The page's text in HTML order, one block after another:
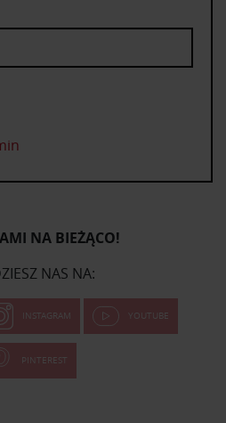
NA BIEŻĄCO!
NAS NA:
INSTAGRAM YOUTUBE
PINTEREST